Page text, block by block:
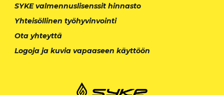
SYKE valmennuslisenssit hinnasto
Yhteisöllinen työhyvinvointi
Ota yhteyttä
Logoja ja kuvia vapaaseen käyttöön